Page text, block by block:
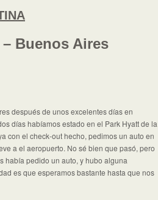
Buenos Aires
después de unos excelentes días en
días habíamos estado en el Park Hyatt de la
con el check-out hecho, pedimos un auto en
a el aeropuerto. No sé bien que pasó, pero
había pedido un auto, y hubo alguna
es que esperamos bastante hasta que nos